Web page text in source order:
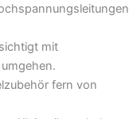
mit
fern von